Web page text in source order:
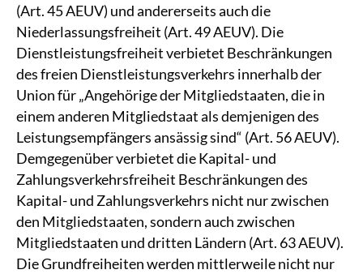
(Art. 45 AEUV) und andererseits auch die
Niederlassungsfreiheit (Art. 49 AEUV). Die
Dienstleistungsfreiheit verbietet Beschränkungen
des freien Dienstleistungsverkehrs innerhalb der
Union für „Angehörige der Mitgliedstaaten, die in
einem anderen Mitgliedstaat als demjenigen des
Leistungsempfängers ansässig sind“ (Art. 56 AEUV).
Demgegenüber verbietet die Kapital- und
Zahlungsverkehrsfreiheit Beschränkungen des
Kapital- und Zahlungsverkehrs nicht nur zwischen
den Mitgliedstaaten, sondern auch zwischen
Mitgliedstaaten und dritten Ländern (Art. 63 AEUV).
Die Grundfreiheiten werden mittlerweile nicht nur